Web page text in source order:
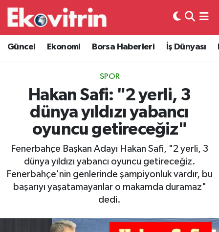
Güncel Ekonomi Borsa Haberleri İş Dünyası
SPOR
Hakan Safi: "2 yerli, 3
dünya yıldızı yabancı
oyuncu getireceğiz"
Fenerbahçe Başkan Adayı Hakan Safi, "2 yerli, 3
dünya yıldızı yabancı oyuncu getireceğiz.
Fenerbahçe'nin genlerinde şampiyonluk vardır, bu
başarıyı yaşatamayanlar o makamda duramaz"
dedi.
Güncel
Ekonomi
Borsa Haberleri
İş Dünyası
Lojistik
Otovitrin
Asayiş
Hava Durumu
Trafik Durumu
Süper Lig Puan Durumu ve Fikstür
Tüm Manşetler
Son Dakika Haberleri
Haber Arşivi